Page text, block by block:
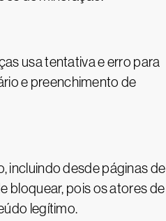
usa tentativa e erro para
e preenchimento de
incluindo desde páginas de
bloquear, pois os atores de
legítimo.